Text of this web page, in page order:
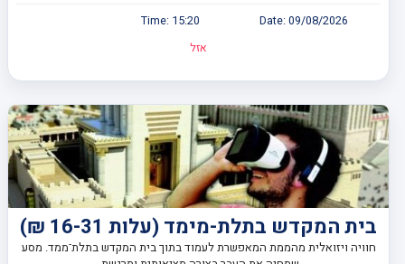
Date: 09/08/2026
Time: 15:20
אזל
בית המקדש בתלת-מימד (עלות 16-31 ₪)
חוויה ויזואלית מהממת המאפשרת לעמוד בתוך בית המקדש בתלת־ממד. מסע